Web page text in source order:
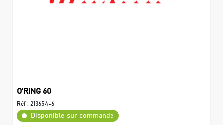
O'RING 60
Réf : 213654-6
Disponible sur commande